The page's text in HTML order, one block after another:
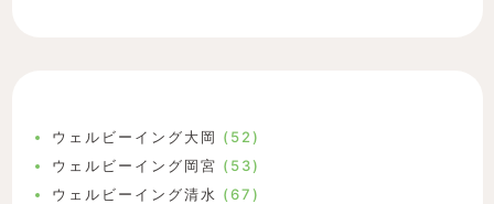
ウェルビーイング大岡 (52)
ウェルビーイング岡宮 (53)
ウェルビーイング清水 (67)